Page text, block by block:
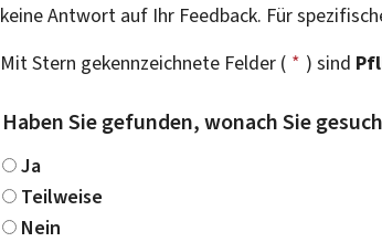
keine Antwort auf Ihr Feedback. Für
Mit Stern gekennzeichnete Felder ( * ) sind
Haben Sie gefunden, wonach Sie
Ja
Teilweise
Nein